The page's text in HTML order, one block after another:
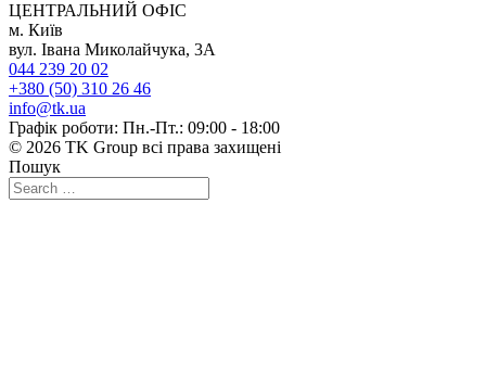
ЦЕНТРАЛЬНИЙ ОФІС
м. Київ
вул. Івана Миколайчука, 3А
044 239 20 02
+380 (50) 310 26 46
info@tk.ua
Графік роботи: Пн.-Пт.: 09:00 - 18:00
© 2026 TK Group всі права захищені
Пошук